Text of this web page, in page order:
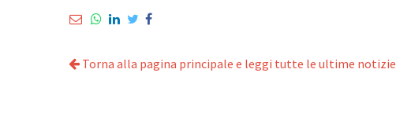
Torna alla pagina principale e leggi tutte le ultime